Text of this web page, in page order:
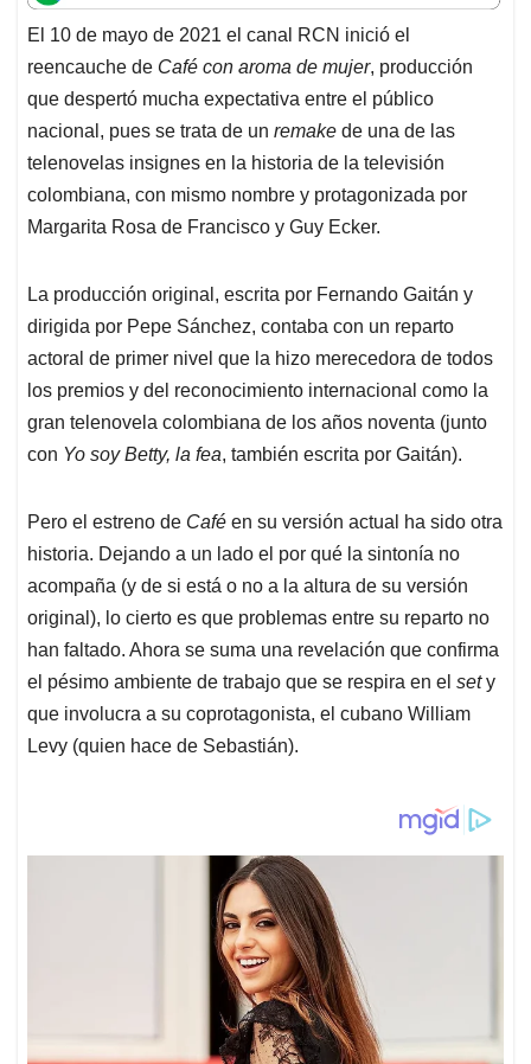
t
s
A
p
p
e
b
o
o
k
e
d
I
n
i
l
e
a
d
s
El 10 de mayo de 2021 el canal RCN inició el
reencauche de Café con aroma de mujer, producción
que despertó mucha expectativa entre el público
nacional, pues se trata de un remake de una de las
telenovelas insignes en la historia de la televisión
colombiana, con mismo nombre y protagonizada por
Margarita Rosa de Francisco y Guy Ecker.
La producción original, escrita por Fernando Gaitán y
dirigida por Pepe Sánchez, contaba con un reparto
actoral de primer nivel que la hizo merecedora de todos
los premios y del reconocimiento internacional como la
gran telenovela colombiana de los años noventa (junto
con Yo soy Betty, la fea, también escrita por Gaitán).
Pero el estreno de Café en su versión actual ha sido otra
historia. Dejando a un lado el por qué la sintonía no
acompaña (y de si está o no a la altura de su versión
original), lo cierto es que problemas entre su reparto no
han faltado. Ahora se suma una revelación que confirma
el pésimo ambiente de trabajo que se respira en el sety
que involucra a su coprotagonista, el cubano William
Levy (quien hace de Sebastián).